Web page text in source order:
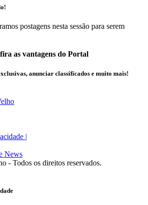
postagens nesta sessão para serem
as vantagens do Portal
anunciar classificados e muito mais!
|
- Todos os direitos reservados.